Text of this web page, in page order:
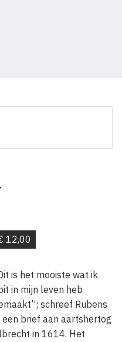
12,00
is het mooiste wat ik
in mijn leven heb
schreef Rubens
een brief aan aartshertog
in 1614. Het